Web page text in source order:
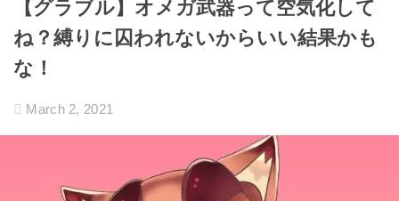
【グラブル】オメガ武器って空気化して
ね？縛りに囚われないからいい結果かも
な！
March 2, 2021